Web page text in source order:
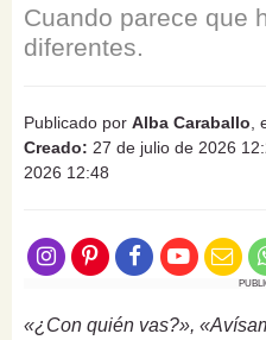
Cuando parece que
diferentes.
Publicado por Alba Caraballo
Creado: 27 de julio de 2026
2026 12:48
«¿Con quién vas?»,